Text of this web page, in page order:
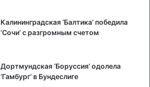
Калининградская ‘Балтика’ победила
‘Сочи’ с разгромным счетом
Дортмундская ‘Боруссия’ одолела
‘Гамбург’ в Бундеслиге